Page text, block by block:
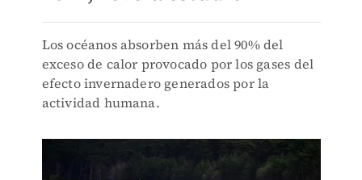
Los océanos absorben más del 90% del
exceso de calor provocado por los gases del
efecto invernadero generados por la
actividad humana.